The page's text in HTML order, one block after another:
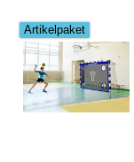
Artikelpaket